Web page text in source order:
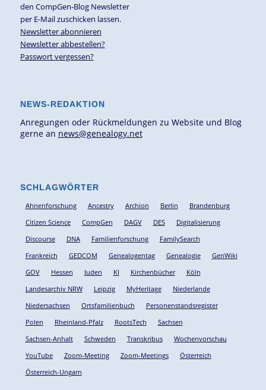
den CompGen-Blog Newsletter
per E-Mail zuschicken lassen.
Newsletter abonnieren
Newsletter abbestellen?
Passwort vergessen?
NEWS-REDAKTION
Anregungen oder Rückmeldungen zu Website und Blog
gerne an news@genealogy.net
SCHLAGWÖRTER
Ahnenforschung Ancestry Archion Berlin
Brandenburg
Citizen Science
CompGen DAGV DES
Digitalisierung
Discourse
DNA Familienforschung
FamilySearch
Frankreich
GEDCOM Genealogentag Genealogie
GenWiki
GOV
Hessen Juden KI Kirchenbücher
Köln
Landesarchiv NRW
Leipzig MyHeritage
Niederlande
Niedersachsen
Ortsfamilienbuch
Personenstandsregister
Polen
Rheinland-Pfalz RootsTech
Sachsen
Sachsen-Anhalt
Schweden Transkribus
Wochenvorschau
YouTube
Zoom-Meeting Zoom-Meetings
Österreich
Österreich-Ungarn